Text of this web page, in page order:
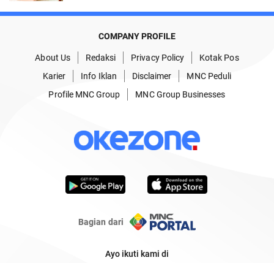
COMPANY PROFILE
About Us Redaksi Privacy Policy
Kotak Pos
Karier
Info Iklan Disclaimer
MNC Peduli
Profile MNC Group
MNC Group Businesses
Bagian dari
Ayo ikuti kami di